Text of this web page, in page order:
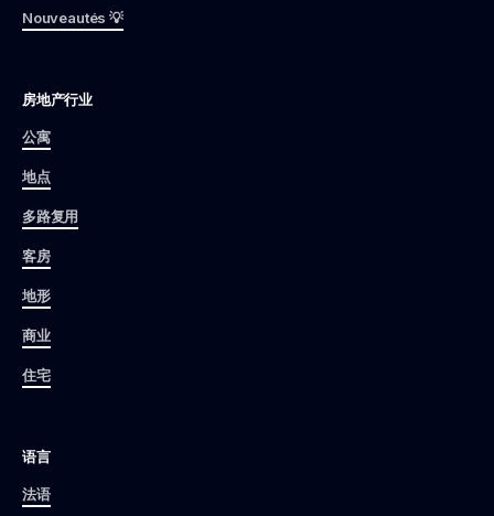
Nouveautés 💡
房地产行业
公寓
地点
多路复用
客房
地形
商业
住宅
语言
法语